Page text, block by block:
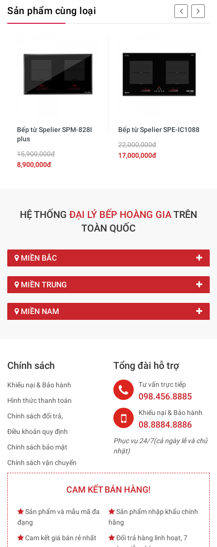
Sản phẩm cùng loại
Bếp từ Spelier SPM-828I
plus
15,900,000đ
8,900,000đ
Bếp từ Spelier SPE-IC1088
22,000,000đ
17,000,000đ
HỆ THỐNG ĐẠI LÝ BẾP HOÀNG GIATRÊN
TOÀN QUỐC
MIỀN BẮC
MIỀN TRUNG
MIỀN NAM
Chính sách
Khiếu nại & Bảo hành
Hình thức thanh toán
Chính sách đổi trả,
Điều khoản quy định
Chính sách bảo mật
Chính sách vận chuyển
Tổng đài hỗ trợ
Tư vấn trực tiếp
098.456.8885
Khiếu nại & Bảo hành
08.8884.8886
Phục vụ 24/7(cả ngày lễ và chủ
nhật)
CAM KẾT BÁN HÀNG!
Sản phẩm và mẫu mã đa
đạng
Sản phẩm nhập khẩu chính
hãng
Cam kết giá bán rẻ nhất
Đổi trả hàng linh hoạt, 7